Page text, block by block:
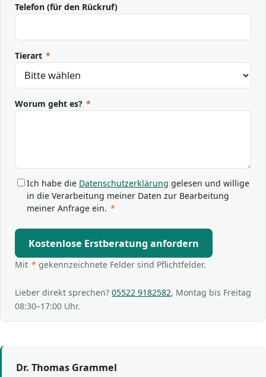
Telefon (für den Rückruf)
Tierart *
Worum geht es? *
Ich habe die Datenschutzerklärung gelesen und willige
in die Verarbeitung meiner Daten zur Bearbeitung
meiner Anfrage ein. *
Kostenlose Erstberatung anfordern
Mit * gekennzeichnete Felder sind Pflichtfelder.
Lieber direkt sprechen? 05522 9182582, Montag bis Freitag
08:30–17:00 Uhr.
Dr. Thomas Grammel